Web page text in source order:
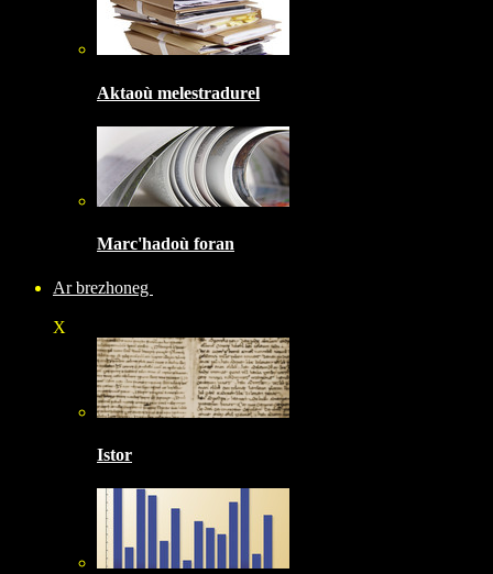
Aktaoù melestradurel
Marc'hadoù foran
Ar brezhoneg
X
Istor